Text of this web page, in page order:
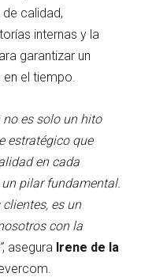
calidad,
internas y la
garantizar un
el tiempo.
no es solo un hito
estratégico que
en cada
pilar fundamental.
es un
con la
, asegura Irene de la